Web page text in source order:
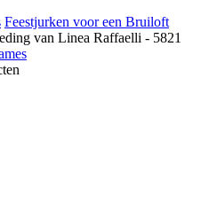
Feestjurken voor een Bruiloft
van Linea Raffaelli - 5821